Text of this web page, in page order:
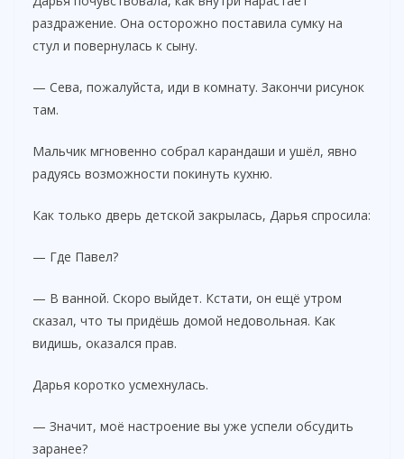
раздражение. Она осторожно поставила сумку на
стул и повернулась к сыну.
— Сева, пожалуйста, иди в комнату. Закончи рисунок
там.
Мальчик мгновенно собрал карандаши и ушёл, явно
радуясь возможности покинуть кухню.
Как только дверь детской закрылась, Дарья спросила:
— Где Павел?
— В ванной. Скоро выйдет. Кстати, он ещё утром
сказал, что ты придёшь домой недовольная. Как
видишь, оказался прав.
Дарья коротко усмехнулась.
— Значит, моё настроение вы уже успели обсудить
заранее?